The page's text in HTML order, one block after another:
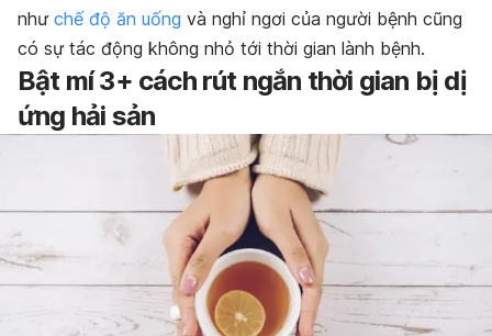
như chế độ ăn uống và nghỉ ngơi của người bệnh cũng
có sự tác động không nhỏ tới thời gian lành bệnh.
Bật mí 3+ cách rút ngắn thời gian bị dị
ứng hải sản